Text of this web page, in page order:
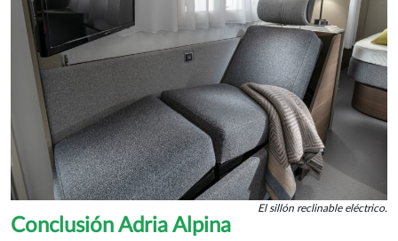
El sillón reclinable eléctrico.
Conclusión Adria Alpina